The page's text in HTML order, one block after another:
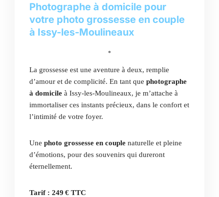
Photographe à domicile pour
votre photo grossesse en couple
à Issy-les-Moulineaux
*
La grossesse est une aventure à deux, remplie
d’amour et de complicité. En tant que photographe
à domicile à Issy-les-Moulineaux, je m’attache à
immortaliser ces instants précieux, dans le confort et
l’intimité de votre foyer.
Une photo grossesse en couple naturelle et pleine
d’émotions, pour des souvenirs qui dureront
éternellement.
Tarif : 249 € TTC